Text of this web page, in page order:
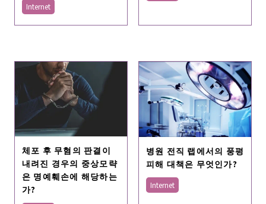
Internet
체포 후 무혐의 판결이
내려진 경우의 중상모략
은 명예훼손에 해당하는
가?
병원 전직 랩에서의 풍평
피해 대책은 무엇인가?
Internet